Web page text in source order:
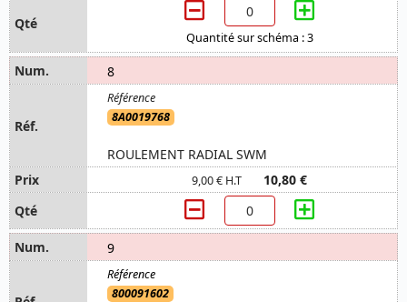
Quantité sur schéma : 3
8
8A0019768
ROULEMENT RADIAL SWM
9,00 € H.T 10,80 €
9
800091602